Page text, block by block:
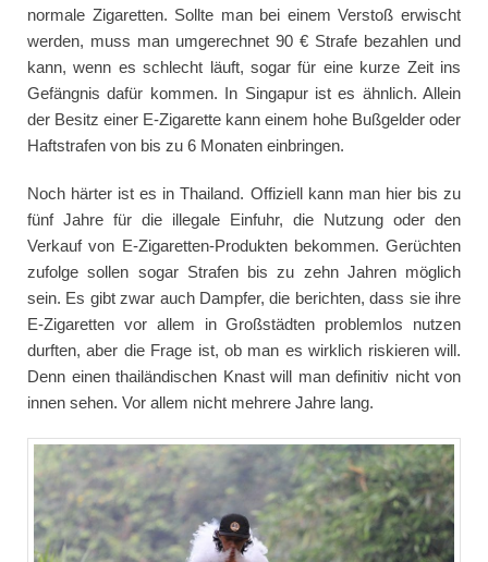
normale Zigaretten. Sollte man bei einem Verstoß erwischt
werden, muss man umgerechnet 90 € Strafe bezahlen und
kann, wenn es schlecht läuft, sogar für eine kurze Zeit ins
Gefängnis dafür kommen. In Singapur ist es ähnlich. Allein
der Besitz einer E-Zigarette kann einem hohe Bußgelder oder
Haftstrafen von bis zu 6 Monaten einbringen.
Noch härter ist es in Thailand. Offiziell kann man hier bis zu
fünf Jahre für die illegale Einfuhr, die Nutzung oder den
Verkauf von E-Zigaretten-Produkten bekommen. Gerüchten
zufolge sollen sogar Strafen bis zu zehn Jahren möglich
sein. Es gibt zwar auch Dampfer, die berichten, dass sie ihre
E-Zigaretten vor allem in Großstädten problemlos nutzen
durften, aber die Frage ist, ob man es wirklich riskieren will.
Denn einen thailändischen Knast will man definitiv nicht von
innen sehen. Vor allem nicht mehrere Jahre lang.